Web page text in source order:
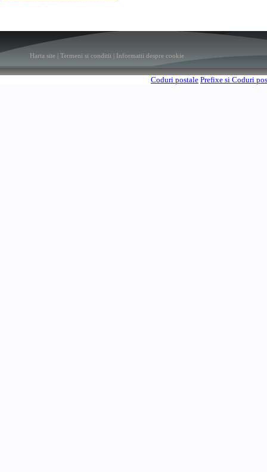
Harta site | Termeni si conditii | Informatii despre cookie
Coduri postale Prefixe si Coduri